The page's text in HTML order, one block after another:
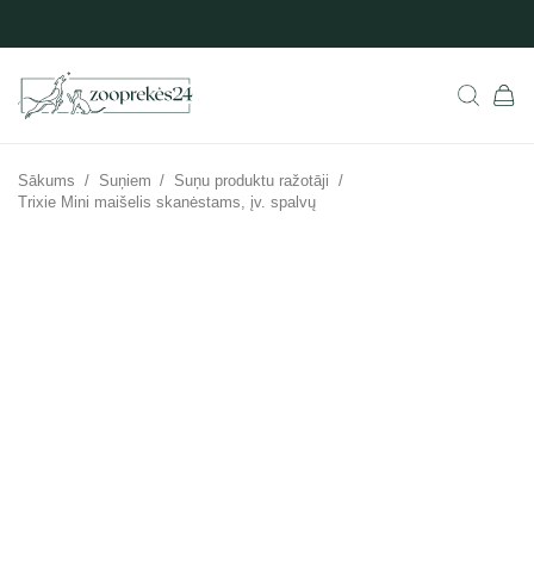
Sākums / Suņiem / Suņu produktu ražotāji /
Trixie Mini maišelis skanėstams, įv. spalvų